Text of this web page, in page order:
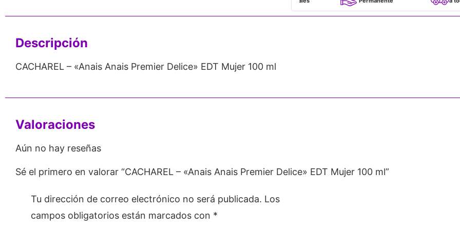
Descripción
CACHAREL – «Anais Anais Premier Delice» EDT Mujer 100 ml
Valoraciones
Aún no hay reseñas
Sé el primero en valorar “CACHAREL – «Anais Anais Premier Delice» EDT Mujer 100 ml”
Tu dirección de correo electrónico no será publicada. Los
campos obligatorios están marcados con *